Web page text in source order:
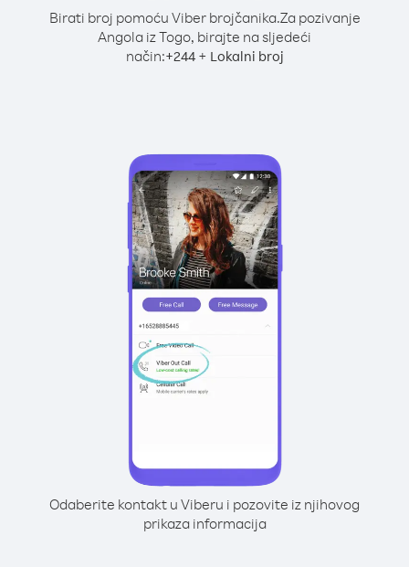
Birati broj pomoću Viber brojčanika.Za pozivanje
Angola iz Togo, birajte na sljedeći
način:+244+ Lokalni broj
Odaberite kontakt u Viberu i pozovite iz njihovog
prikaza informacija